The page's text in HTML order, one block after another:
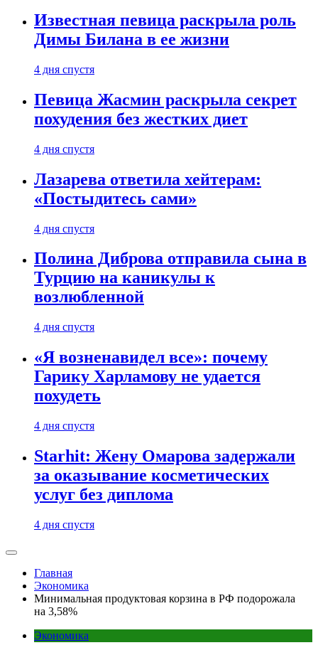
Известная певица раскрыла роль
Димы Билана в ее жизни
4 дня спустя
Певица Жасмин раскрыла секрет
похудения без жестких диет
4 дня спустя
Лазарева ответила хейтерам:
«Постыдитесь сами»
4 дня спустя
Полина Диброва отправила сына в
Турцию на каникулы к
возлюбленной
4 дня спустя
«Я возненавидел все»: почему
Гарику Харламову не удается
похудеть
4 дня спустя
Starhit: Жену Омарова задержали
за оказывание косметических
услуг без диплома
4 дня спустя
Главная
Экономика
Минимальная продуктовая корзина в РФ подорожала
на 3,58%
Экономика